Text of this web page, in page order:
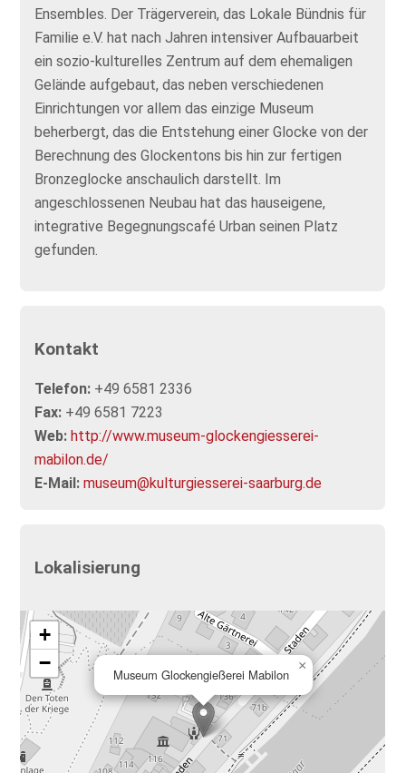
Ensembles. Der Trägerverein, das Lokale Bündnis für
Familie e.V. hat nach Jahren intensiver Aufbauarbeit
ein sozio-kulturelles Zentrum auf dem ehemaligen
Gelände aufgebaut, das neben verschiedenen
Einrichtungen vor allem das einzige Museum
beherbergt, das die Entstehung einer Glocke von der
Berechnung des Glockentons bis hin zur fertigen
Bronzeglocke anschaulich darstellt. Im
angeschlossenen Neubau hat das hauseigene,
integrative Begegnungscafé Urban seinen Platz
gefunden.
Kontakt
Telefon: +49 6581 2336
Fax: +49 6581 7223
Web: http://www.museum-glockengiesserei-
mabilon.de/
E-Mail: museum@kulturgiesserei-saarburg.de
Lokalisierung
Museum Glockengießerei Mabilon
×
+
−